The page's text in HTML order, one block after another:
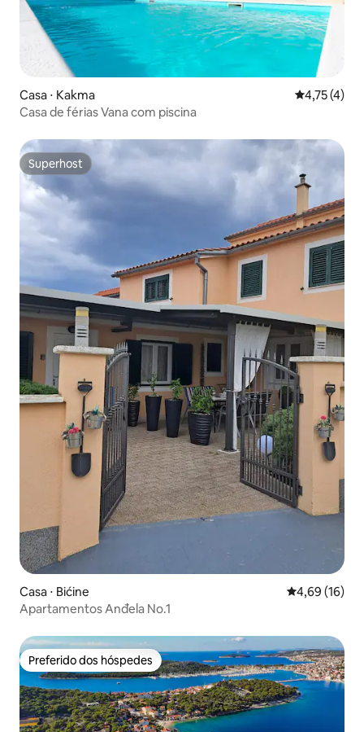
Casa ⋅ Kakma 4,75 de
4,75 (4)
Casa de férias Vana com piscina
Superhost
Superhost
Casa ⋅ Bićine 4,69 de uma
4,69 (16)
Apartamentos Anđela No.1
Preferido dos hóspedes
Preferido dos hóspedes